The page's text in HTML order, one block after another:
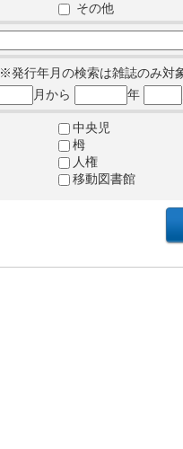
その他
※発行年月の検索は雑誌のみ対
月から 年
中央児
栂
人権
移動図書館